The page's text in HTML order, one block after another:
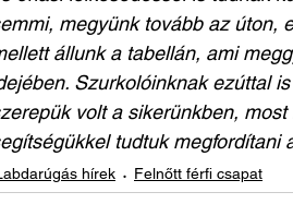
megyünk tovább az úton,
állunk a tabellán, ami
Szurkolóinknak ezúttal
volt a sikerünkben,
tudtuk megfordítani
hírek Felnőtt férfi csapat